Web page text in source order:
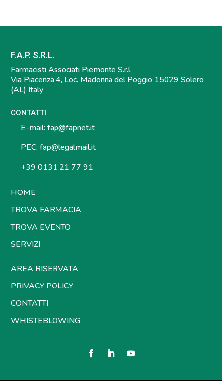
F.A.P. S.R.L.
Farmacisti Associati Piemonte S.r.l.
Via Piacenza 4, Loc. Madonna del Poggio 15029 Solero
(AL) Italy
CONTATTI
E-mail: fap@fapnet.it
PEC: fap@legalmail.it
+39 0131 21 77 91
HOME
TROVA FARMACIA
TROVA EVENTO
SERVIZI
AREA RISERVATA
PRIVACY POLICY
CONTATTI
WHISTEBLOWING